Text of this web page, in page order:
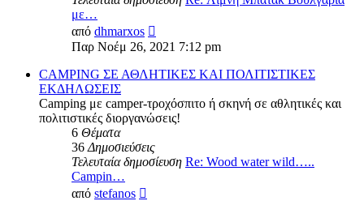
με…
από dhmarxos
της
τελευταίας
δημοσίευσης
Παρ Νοέμ 26, 2021 7:12 pm
CAMPING ΣΕ ΑΘΛΗΤΙΚΕΣ ΚΑΙ ΠΟΛΙΤΙΣΤΙΚΕΣ
ΕΚΔΗΛΩΣΕΙΣ
Camping με camper-τροχόσπιτο ή σκηνή σε αθλητικές και
πολιτιστικές διοργανώσεις!
6 Θέματα
36Δημοσιεύσεις
Τελευταία δημοσίευση Re: Wood water wild…..
Campin…
από stefanos